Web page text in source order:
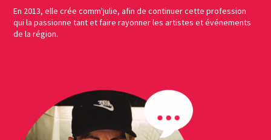
En 2013, elle crée comm'julie, afin de continuer cette profession
qui la passionne tant et faire rayonner les artistes et événements
de la région.